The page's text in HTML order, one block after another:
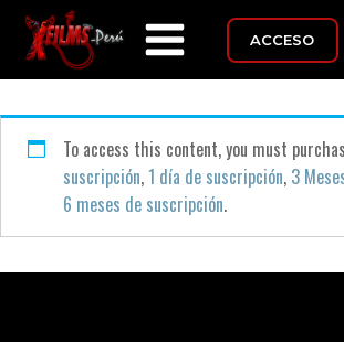
ACCESO
To access this content, you must
suscripción,1 día de suscripción, 3
6 meses de suscripción.